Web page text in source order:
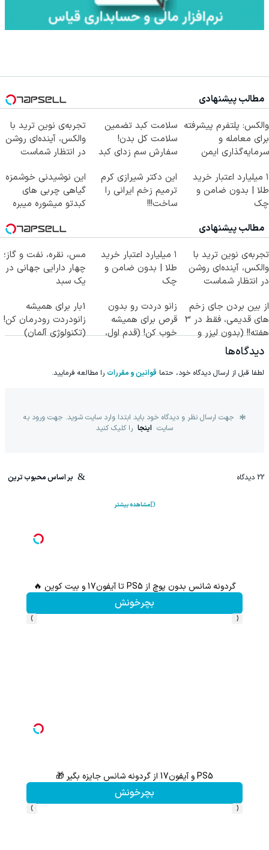
مطالب پیشنهادی
والکس: پلتفرم پیشرفته
برای معامله و
سرمایه‌گذاری ایمن
سلامت کبد تضمین
سلامت کل بدن!
سفارش سم زدای کبد
تجربه‌ی نوین ترید با
والکس، آینده‌ای روشن
در انتظار شماست
۱ میلیارد اعتبار خرید
طلا | بدون ضامن و
چک
این دکتر شیرازی کرم
ترمیم زخم ایرانی را
ساخت!!!
این نوشیدنی خوشمزه
گیاهی چربی های
کبدتو میشوره میبره
مطالب پیشنهادی
تجربه‌ی نوین ترید با
والکس، آینده‌ای روشن
در انتظار شماست
۱ میلیارد اعتبار خرید
طلا | بدون ضامن و
چک
مس، نقره، نفت و گاز؛
چهار دارایی جهانی در
یک سبد
از بین بردن جای زخم
های قدیمی، فقط در 3
هفته!! (بدون لیزر و
جراحی)
زانو دردت رو بدون
قرص برای همیشه
خوب کن! (قدم اول،
1بار برای همیشه
زانودردت رودرمان کن!
(تکنولوژی آلمان)
دیدگاه‌ها
لطفا قبل از ارسال دیدگاه خود، حتما قوانین و مقررات را مطالعه فرمایید.
جهت ارسال نظر و دیدگاه خود باید ابتدا وارد سایت شوید. جهت ورود به
سایت اینجا را کلیک کنید
22 دیدگاه بر اساس محبوب ترین
مشاهده بیشتر
گردونه شانس بدون پوچ از PS5 تا آیفون17 و بیت کوین 🔥
بچرخونش
‹
›
PS5 و آیفون17 از گردونه شانس جایزه بگیر 🎁
بچرخونش
‹
›